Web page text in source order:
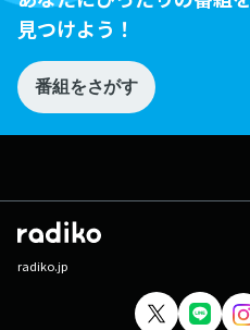
見つけよう！
番組をさがす
radiko.jp